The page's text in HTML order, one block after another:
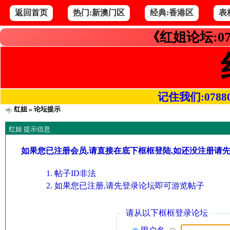
返回首页 热门:新澳门区 经典:香港区 表
《红姐论坛
记住我们
红姐» 论坛提示
红姐 提示信息
如果您已注册会员,请直接在底下框框登陆,如还没注册请
帖子ID非法
如果您已注册,请先登录论坛即可游览帖子
请从以下框框登录论坛